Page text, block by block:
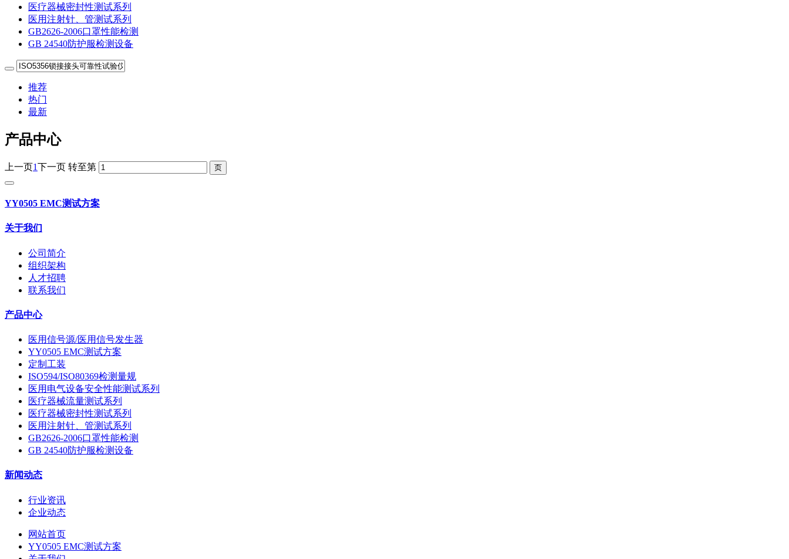
医疗器械密封性测试系列
医用注射针、管测试系列
GB2626-2006口罩性能检测
GB 24540防护服检测设备
推荐
热门
最新
产品中心
上一页1下一页 转至第
YY0505 EMC测试方案
关于我们
公司简介
组织架构
人才招聘
联系我们
产品中心
医用信号源/医用信号发生器
YY0505 EMC测试方案
定制工装
ISO594/ISO80369检测量规
医用电气设备安全性能测试系列
医疗器械流量测试系列
医疗器械密封性测试系列
医用注射针、管测试系列
GB2626-2006口罩性能检测
GB 24540防护服检测设备
新闻动态
行业资讯
企业动态
网站首页
YY0505 EMC测试方案